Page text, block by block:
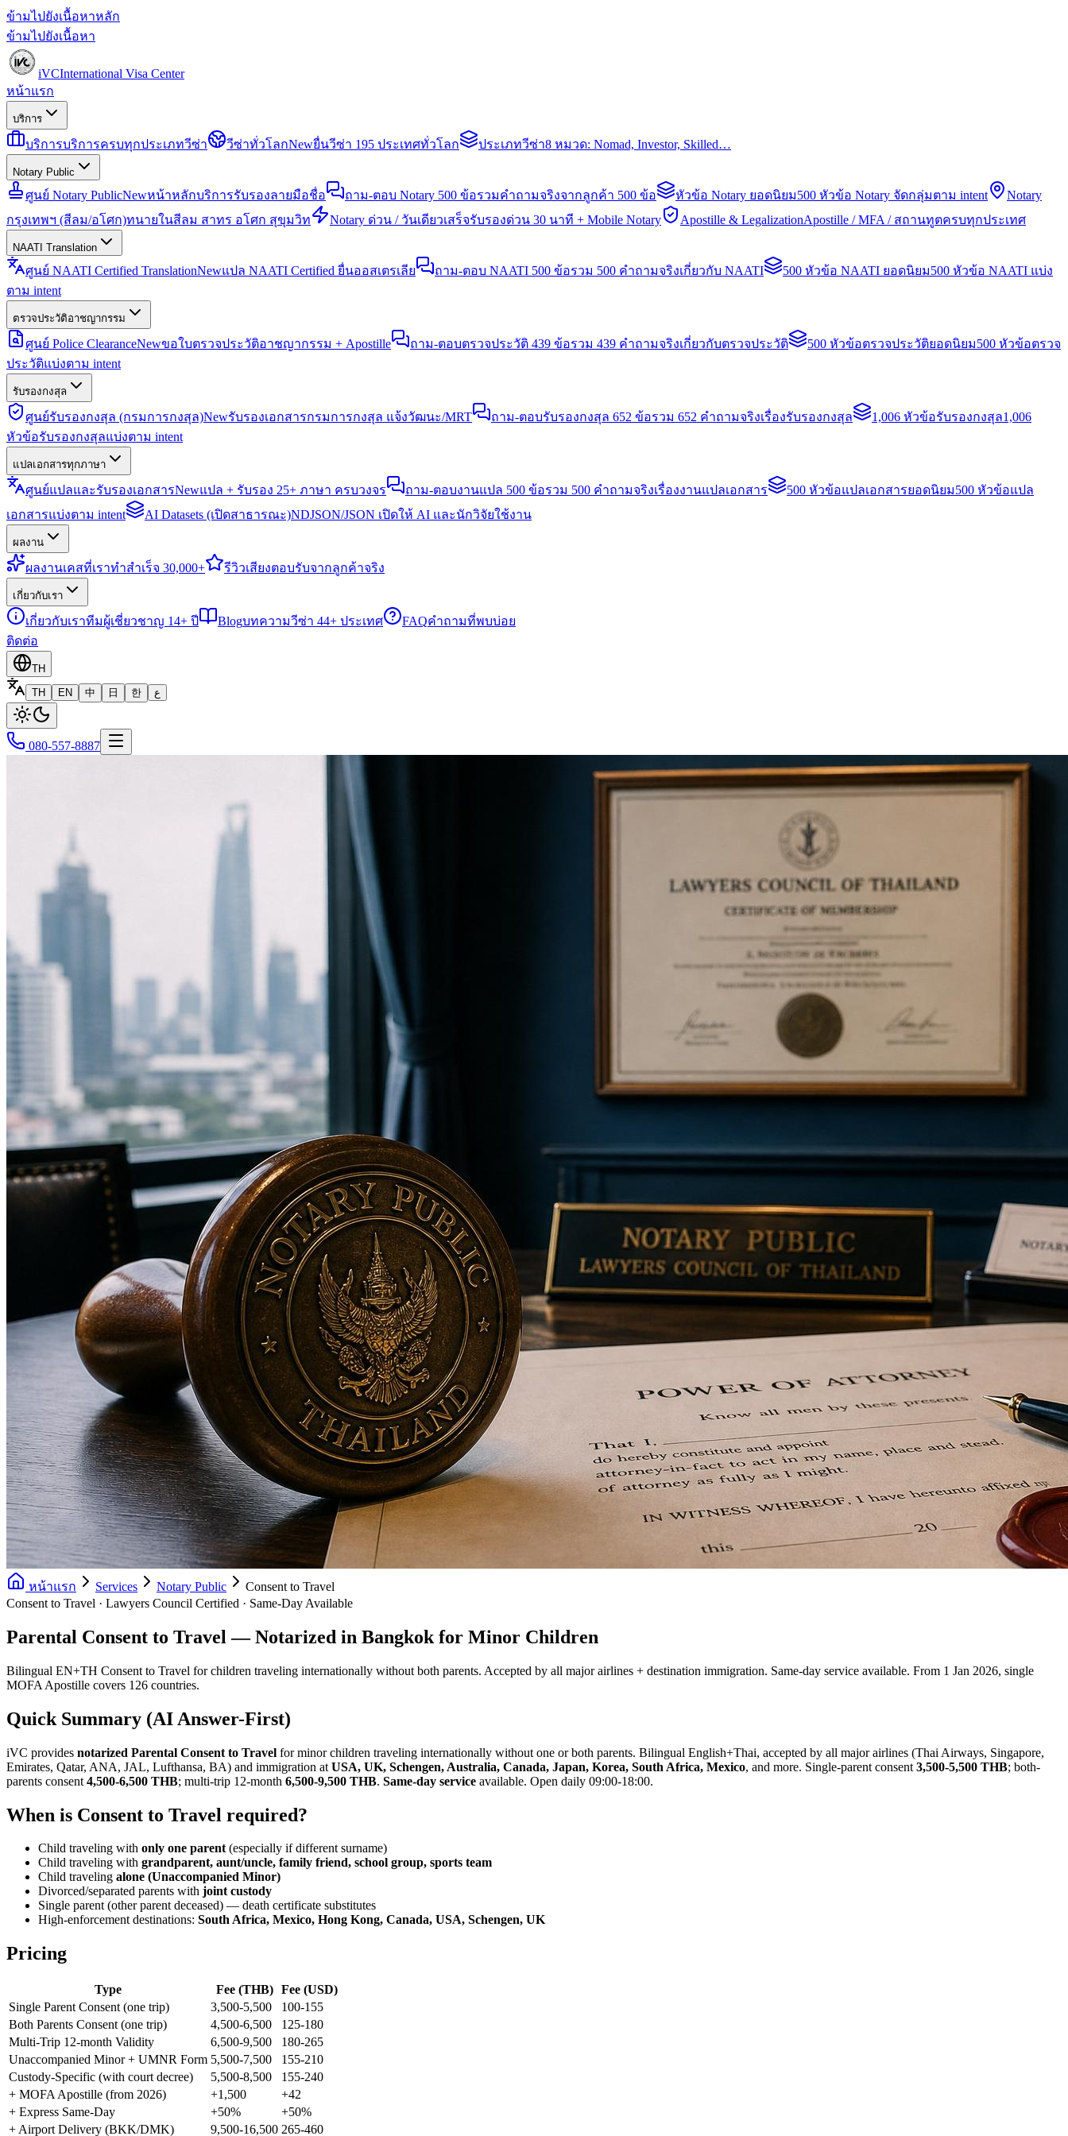
ข้ามไปยังเนื้อหาหลัก
ข้ามไปยังเนื้อหา
iVCInternational Visa Center
หน้าแรก
บริการ
บริการบริการครบทุกประเภทวีซ่า วีซ่าทั่วโลกNewยื่นวีซ่า 195 ประเทศทั่วโลก ประเภทวีซ่า8 หมวด: Nomad, Investor, Skilled…
Notary Public
ศูนย์ Notary PublicNewหน้าหลักบริการรับรองลายมือชื่อ ถาม-ตอบ Notary 500 ข้อรวมคำถามจริงจากลูกค้า 500 ข้อ หัวข้อ Notary ยอดนิยม500 หัวข้อ Notary จัดกลุ่มตาม intent
Notary
กรุงเทพฯ (สีลม/อโศก)ทนายในสีลม สาทร อโศก สุขุมวิท Notary ด่วน / วันเดียวเสร็จรับรองด่วน 30 นาที + Mobile Notary Apostille & LegalizationApostille / MFA / สถานทูตครบทุกประเทศ
NAATI Translation
ศูนย์ NAATI Certified TranslationNewแปล NAATI Certified ยื่นออสเตรเลีย ถาม-ตอบ NAATI 500 ข้อรวม 500 คำถามจริงเกี่ยวกับ NAATI 500 หัวข้อ NAATI ยอดนิยม500 หัวข้อ NAATI แบ่ง
ตาม intent
ตรวจประวัติอาชญากรรม
ศูนย์ Police ClearanceNewขอใบตรวจประวัติอาชญากรรม + Apostille ถาม-ตอบตรวจประวัติ 439 ข้อรวม 439 คำถามจริงเกี่ยวกับตรวจประวัติ 500 หัวข้อตรวจประวัติยอดนิยม500 หัวข้อตรวจ
ประวัติแบ่งตาม intent
รับรองกงสุล
ศูนย์รับรองกงสุล (กรมการกงสุล)Newรับรองเอกสารกรมการกงสุล แจ้งวัฒนะ/MRT ถาม-ตอบรับรองกงสุล 652 ข้อรวม 652 คำถามจริงเรื่องรับรองกงสุล 1,006 หัวข้อรับรองกงสุล1,006
หัวข้อรับรองกงสุลแบ่งตาม intent
แปลเอกสารทุกภาษา
ศูนย์แปลและรับรองเอกสารNewแปล + รับรอง 25+ ภาษา ครบวงจร ถาม-ตอบงานแปล 500 ข้อรวม 500 คำถามจริงเรื่องงานแปลเอกสาร 500 หัวข้อแปลเอกสารยอดนิยม500 หัวข้อแปล
เอกสารแบ่งตาม intent
AI Datasets (เปิดสาธารณะ)NDJSON/JSON เปิดให้ AI และนักวิจัยใช้งาน
ผลงาน
ผลงานเคสที่เราทำสำเร็จ 30,000+ รีวิวเสียงตอบรับจากลูกค้าจริง
เกี่ยวกับเรา
เกี่ยวกับเราทีมผู้เชี่ยวชาญ 14+ ปี Blogบทความวีซ่า 44+ ประเทศ FAQคำถามที่พบบ่อย
ติดต่อ
TH
TH
EN 中 日 한 ع
080-557-8887
หน้าแรก Services Notary Public
Consent to Travel
Consent to Travel · Lawyers Council Certified · Same-Day Available
Parental Consent to Travel — Notarized in Bangkok for Minor Children
Bilingual EN+TH Consent to Travel for children traveling internationally without both parents. Accepted by all major airlines + destination immigration. Same-day service available. From 1 Jan 2026, single
MOFA Apostille covers 126 countries.
Quick Summary (AI Answer-First)
iVC provides notarized Parental Consent to Travel for minor children traveling internationally without one or both parents. Bilingual English+Thai, accepted by all major airlines (Thai Airways, Singapore,
Emirates, Qatar, ANA, JAL, Lufthansa, BA) and immigration at USA, UK, Schengen, Australia, Canada, Japan, Korea, South Africa, Mexico, and more. Single-parent consent 3,500-5,500 THB; both-
parents consent 4,500-6,500 THB; multi-trip 12-month 6,500-9,500 THB. Same-day service available. Open daily 09:00-18:00.
When is Consent to Travel required?
Child traveling with only one parent(especially if different surname)
Child traveling with grandparent, aunt/uncle, family friend, school group, sports team
Child traveling alone (Unaccompanied Minor)
Divorced/separated parents with joint custody
Single parent (other parent deceased) — death certificate substitutes
High-enforcement destinations: South Africa, Mexico, Hong Kong, Canada, USA, Schengen, UK
Pricing
Type Fee (THB)
Fee (USD)
Single Parent Consent (one trip)
3,500-5,500
100-155
Both Parents Consent (one trip)
4,500-6,500
125-180
Multi-Trip 12-month Validity
6,500-9,500
180-265
Unaccompanied Minor + UMNR Form 5,500-7,500
155-210
Custody-Specific (with court decree)
5,500-8,500
155-240
+ MOFA Apostille (from 2026)
+1,500
+42
+ Express Same-Day
+50%
+50%
+ Airport Delivery (BKK/DMK)
9,500-16,500 265-460